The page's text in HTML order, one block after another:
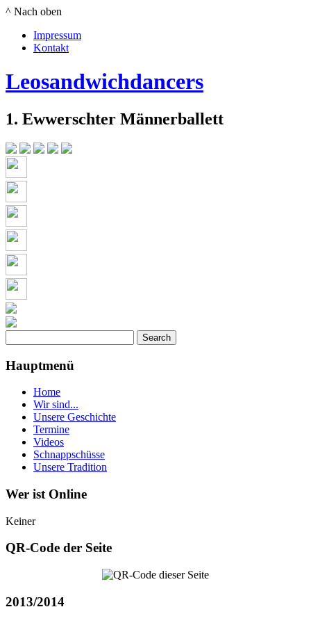
^ Nach oben
Impressum
Kontakt
Leosandwichdancers
1. Ewwerschter Männerballett
Hauptmenü
Home
Wir sind...
Unsere Geschichte
Termine
Videos
Schnappschüsse
Unsere Tradition
Wer ist Online
Keiner
QR-Code der Seite
2013/2014